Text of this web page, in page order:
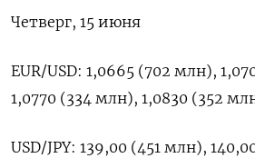
Четверг, 15 июня
EUR/USD: 1,0665 (702 млн),
1,0770 (334 млн), 1,0830 (352
USD/JPY: 139,00 (451 млн),